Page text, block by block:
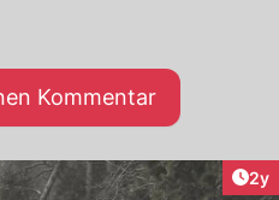
Kommentar
2y